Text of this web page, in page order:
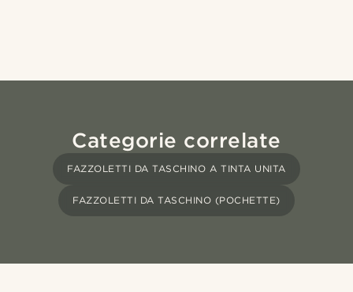
Categorie correlate
FAZZOLETTI DA TASCHINO A TINTA UNITA
FAZZOLETTI DA TASCHINO (POCHETTE)